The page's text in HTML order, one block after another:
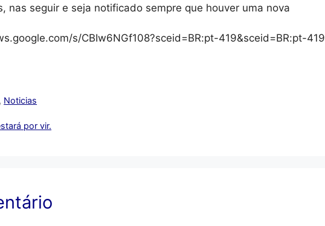
nas seguir e seja notificado sempre que houver uma nova
s/CBIw6NGf108?sceid=BR:pt-419&sceid=BR:pt-419
, Noticias
por vir.